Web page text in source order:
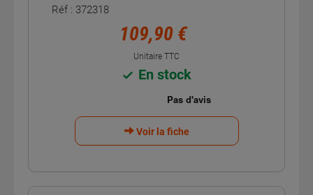
Réf : 372318
109,90 €
Unitaire TTC
En stock
Voir la fiche